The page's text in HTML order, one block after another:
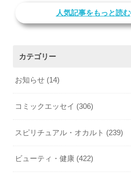
人気記事をもっと読む
カテゴリー
お知らせ (14)
コミックエッセイ (306)
スピリチュアル・オカルト (239)
ビューティ・健康 (422)